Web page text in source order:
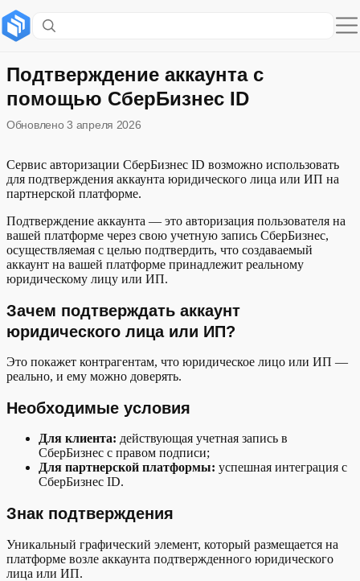
Зачем подтверждать аккаунт юридического лица или ИП?
Необходимые условия
Правила использования знака подтверждения:
Визуальные гайдлайны
Развернуть
Подтверждение аккаунта с
помощью СберБизнес ID
Обновлено 3 апреля 2026
Сервис авторизации СберБизнес ID возможно использовать
для подтверждения аккаунта юридического лица или ИП на
партнерской платформе.
Подтверждение аккаунта — это авторизация пользователя на
вашей платформе через свою учетную запись СберБизнес,
осуществляемая с целью подтвердить, что создаваемый
аккаунт на вашей платформе принадлежит реальному
юридическому лицу или ИП.
Зачем подтверждать аккаунт
юридического лица или ИП?
Это покажет контрагентам, что юридическое лицо или ИП —
реально, и ему можно доверять.
Необходимые условия
Для клиента: действующая учетная запись в
СберБизнес с правом подписи;
Для партнерской платформы: успешная интеграция с
СберБизнес ID.
Знак подтверждения
Уникальный графический элемент, который размещается на
платформе возле аккаунта подтвержденного юридического
лица или ИП.